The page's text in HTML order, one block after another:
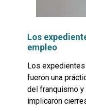
Los
empleo
Los
fueron una
del franquismo y
implicaron